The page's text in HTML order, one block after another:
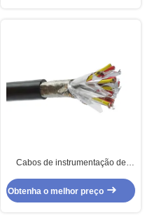
Cabos de instrumentação de
desempenho FEP Isolamento de
silicone
Obtenha o melhor preço